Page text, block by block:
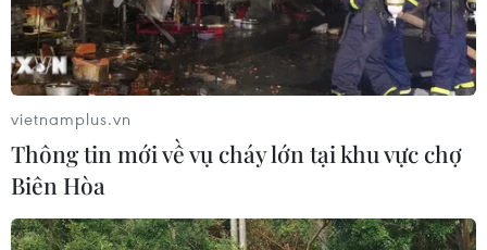
cư trái phép trong 12 tháng
04/08/2026 22:43
WHO ghi nhận tín hiệu tích cực từ
thử nghiệm điều trị Ebola tại Congo
04/08/2026 22:42
vietnamplus.vn
Thông tin mới về vụ cháy lớn tại khu vực chợ
Biên Hòa